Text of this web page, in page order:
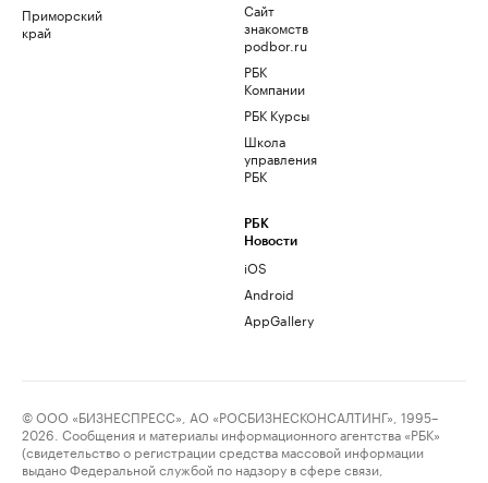
Приморский
край
Сайт
знакомств
podbor.ru
РБК
Компании
РБК Курсы
Школа
управления
РБК
РБК
Новости
iOS
Android
AppGallery
© ООО «БИЗНЕСПРЕСС», АО «РОСБИЗНЕСКОНСАЛТИНГ», 1995–
2026. Сообщения и материалы информационного агентства «РБК»
(свидетельство о регистрации средства массовой информации
выдано Федеральной службой по надзору в сфере связи,